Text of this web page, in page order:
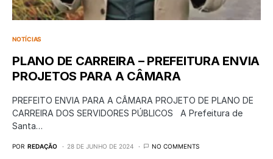
NOTÍCIAS
PLANO DE CARREIRA – PREFEITURA ENVIA
PROJETOS PARA A CÂMARA
PREFEITO ENVIA PARA A CÂMARA PROJETO DE PLANO DE
CARREIRA DOS SERVIDORES PÚBLICOS A Prefeitura de
Santa…
POR REDAÇÃO 28 DE JUNHO DE 2024 NO COMMENTS